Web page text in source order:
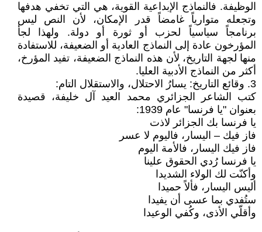
الوظيفة. فالنماذج الإبداعية القوية، هي التي تخفي هدفها
وتجعله متوارياً غامضاً قدر الإمكان، لأن النص ليس
برنامجاً سياسياً لحزب أو ثورة أو دولة. ولهذا لجأ
المؤرخون عادة إلى النماذج العادية أو الضعيفة، للاستفادة
منها لجهة التاريخ، لأن هذه النماذج الضعيفة، تفيد المؤرخ،
أكثر من النماذج الأدبية العليا.
3. وقائع التاريخ: يسارُ الاحتلال، والاستقلال التام:
كتب الشاعر الجزائري محمد العيد آل خليفة، قصيدة
بعنوان "يا فرنسا" عام 1939:
يا فرنسا بك الجزائر لاذت
فاز فيك – اليسار، فاليوم لا عسر
فاز فيك اليسار، فالأمة اليوم
يا فرنسا رُدي الحقوق علينا
وأكنّت لك الولاء الشديدا
أليس اليسار، فألاً حميدا
ستُفدي بما عسى أن يفيدا
وأقلّي الأذى، وكُفي الوعيدا